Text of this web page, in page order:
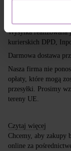
Wysyłka
kurierskich DPD,
Darmowa dostawa
Nasza firma nie
opłaty, które mogą
przesyłki. Prosimy
tereny UE.
Czytaj więcej
Chcemy, aby zakupy
online za